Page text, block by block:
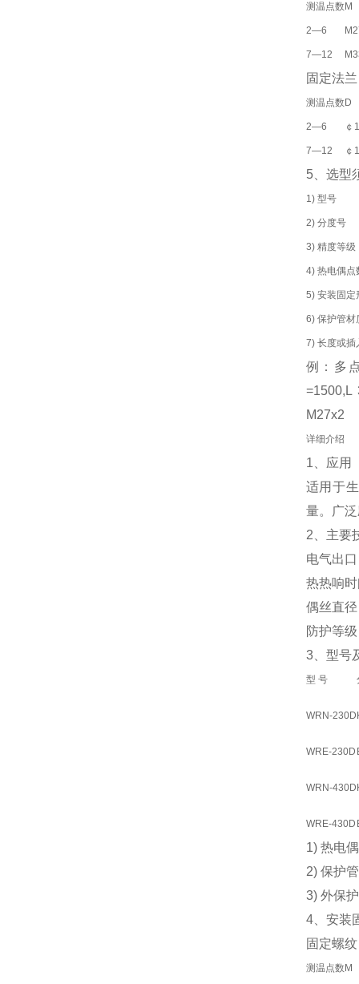
测温点数 M
2—6
7—12
固定法兰
测温点数 D
2—6 ￠
7—12 ￠
5、选型
1) 型号
2) 分度号
3) 精度等级
4) 热电偶
5) 安装固
6) 保护管
7) 长度或插
例：多
M27x2
详细介绍
1、应用
适用于
量。广
2、主要
电气出
热热响
偶丝直
防护等
3、型号
型 号
WRN-230D
WRE-230D
WRN-430D
WRE-430D
1) 热电
2) 保护
3) 外保
4、安装
固定螺纹
测温点数 M